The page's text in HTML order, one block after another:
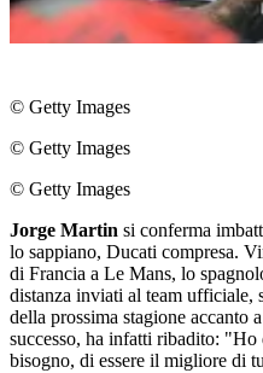
© Getty Images
© Getty Images
© Getty Images
Jorge Martin si conferma
lo sappiano, Ducati compresa.
di Francia a Le Mans, lo
distanza inviati al team ufficiale,
della prossima stagione accanto
successo, ha infatti ribadito: "Ho
bisogno, di essere il migliore di